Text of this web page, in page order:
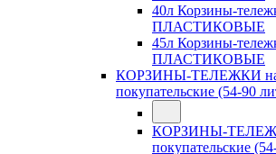
40л Корзины-
ПЛАСТИКОВЫЕ
45л Корзины-
ПЛАСТИКОВЫЕ
КОРЗИНЫ-ТЕЛЕЖКИ на
покупательские (54-90
КОРЗИНЫ-
покупательские